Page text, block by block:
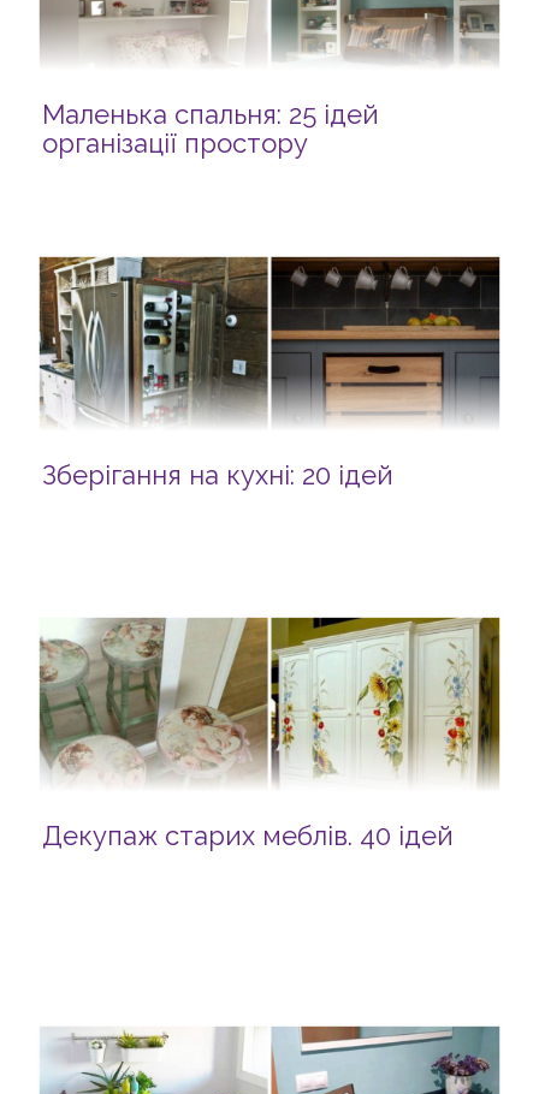
Маленька спальня: 25 ідей
організації простору
Зберігання на кухні: 20 ідей
Декупаж старих меблів. 40 ідей